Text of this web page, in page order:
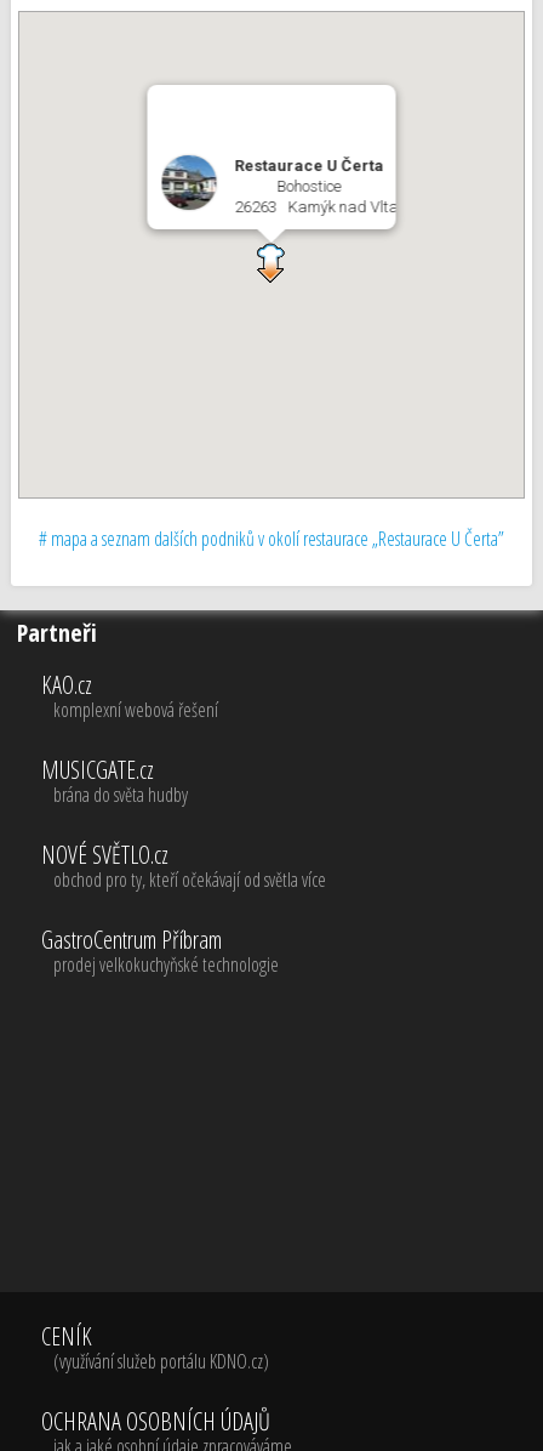
Restaurace U Čerta
Bohostice
26263 Kamýk nad Vltavou
# mapa a seznam dalších podniků v okolí restaurace „Restaurace U Čerta”
Partneři
KAO.cz
komplexní webová řešení
MUSICGATE.cz
brána do světa hudby
NOVÉ SVĚTLO.cz
obchod pro ty, kteří očekávají od světla více
GastroCentrum Příbram
prodej velkokuchyňské technologie
CENÍK
(využívání služeb portálu KDNO.cz)
OCHRANA OSOBNÍCH ÚDAJŮ